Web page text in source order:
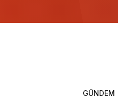
GÜNDEM